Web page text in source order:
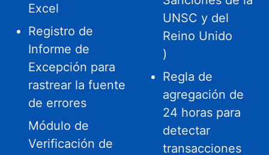
Excel
Registro de
Informe de
Excepción para
rastrear la fuente
de errores
Módulo de
Verificación de
UNSC y del
Reino Unido
)
Regla de
agregación de
24 horas para
detectar
transacciones